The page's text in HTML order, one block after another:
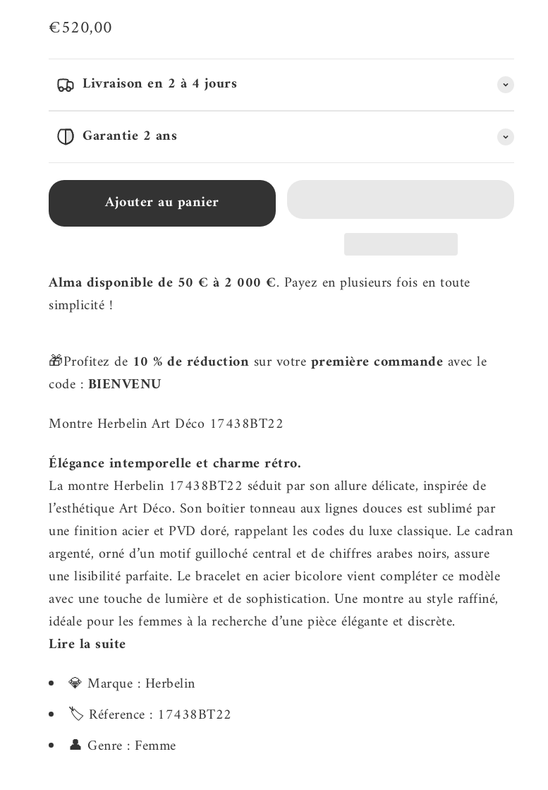
Prix de vente
€520,00
Livraison en 2 à 4 jours
Garantie 2 ans
Ajouter au panier
Alma disponible de 50 € à 2 000 €. Payez en plusieurs fois en toute
simplicité !
🎁Profitez de 10 % de réduction sur votre première commande avec le
code : BIENVENU
Montre Herbelin Art Déco 17438BT22
Élégance intemporelle et charme rétro.
La montre Herbelin 17438BT22 séduit par son allure délicate, inspirée de
l’esthétique Art Déco. Son boîtier tonneau aux lignes douces est sublimé par
une finition acier et PVD doré, rappelant les codes du luxe classique. Le cadran
argenté, orné d’un motif guilloché central et de chiffres arabes noirs, assure
une lisibilité parfaite. Le bracelet en acier bicolore vient compléter ce modèle
avec une touche de lumière et de sophistication. Une montre au style raffiné,
idéale pour les femmes à la recherche d’une pièce élégante et discrète.
Lire la suite
💎 Marque : Herbelin
🏷️ Réference : 17438BT22
👤 Genre : Femme